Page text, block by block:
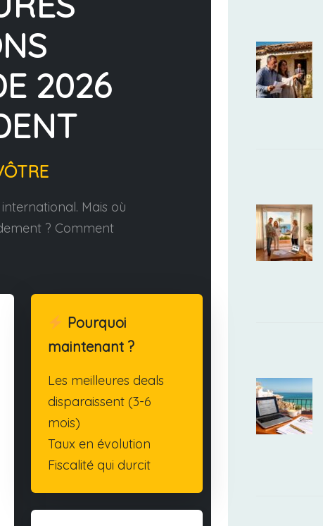
2026
Mais où
? Comment
Pourquoi
maintenant ?
Les meilleures deals
disparaissent (3-6
mois)
Taux en évolution
Fiscalité qui durcit